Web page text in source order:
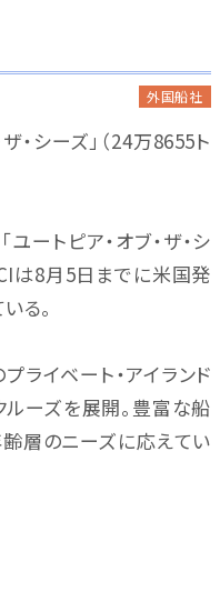
外国船社
・シーズ」（24万8655ト
ートピア・オブ・ザ・シ
は8月5日までに米国発
る。
ライベート・アイランド
ルーズを展開。豊富な船
齢層のニーズに応えてい